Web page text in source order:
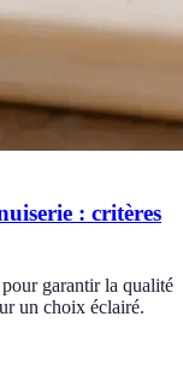
: critères
garantir la qualité
un choix éclairé.